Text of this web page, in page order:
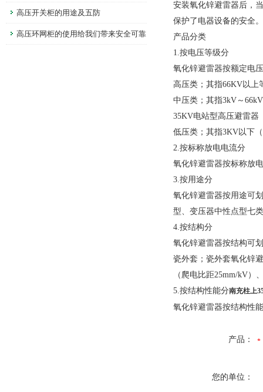
高压开关柜的用途及五防
高压环网柜的使用给我们带来安全可靠
安装氧化锌避雷器后，
保护了电器设备的安全
产品分类
1.按电压等级分
氧化锌避雷器按额定电
高压类；其指66KV以上
中压类；其指3kV～
35KV电站型高压避雷器
低压类；其指3KV以下
2.按标称放电电流分
氧化锌避雷器按标称放
3.按用途分
氧化锌避雷器按用途可
型、变压器中性点型七
4.按结构分
氧化锌避雷器按结构可
瓷外套；瓷外套氧化锌
（爬电比距25mm/kV
5.按结构性能分南充柱上
氧化锌避雷器按结构性
产品：
您的单位：